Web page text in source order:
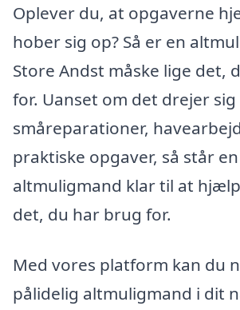
Oplever du, at opgaverne
hober sig op? Så er en
Store Andst måske lige det,
for. Uanset om det drejer sig
småreparationer,
praktiske opgaver, så står
altmuligmand klar til at
det, du har brug for.
Med vores platform kan du
pålidelig altmuligmand i dit